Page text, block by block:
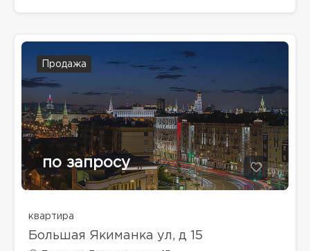
Продажа
по запросу
квартира
Большая Якиманка ул, д 15